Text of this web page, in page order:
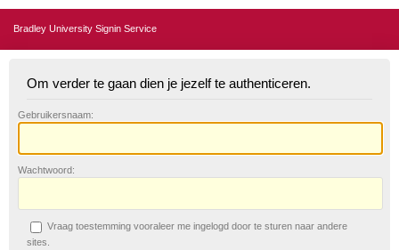
Bradley University Signin Service
Om verder te gaan dien je jezelf te authenticeren.
Gebruikersnaam:
Wachtwoord:
Vraag toestemming vooraleer me ingelogd door te sturen naar andere
sites.